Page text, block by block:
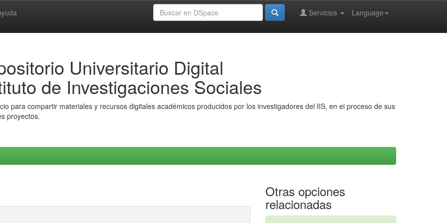
Language
Servicios
Universitario Digital
de Investigaciones Sociales
para compartir materiales y recursos digitales académicos producidos por los investigadores del IIS, en el proceso de sus
proyectos.
Otras opciones
relacionadas